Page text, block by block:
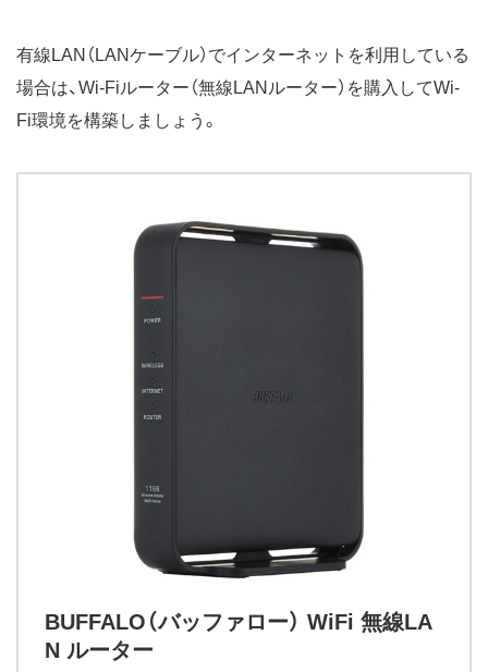
有線LAN（LANケーブル）でインターネットを利用している
場合は、Wi-Fiルーター（無線LANルーター）を購入してWi-
Fi環境を構築しましょう。
BUFFALO（バッファロー） WiFi 無線LA
N ルーター